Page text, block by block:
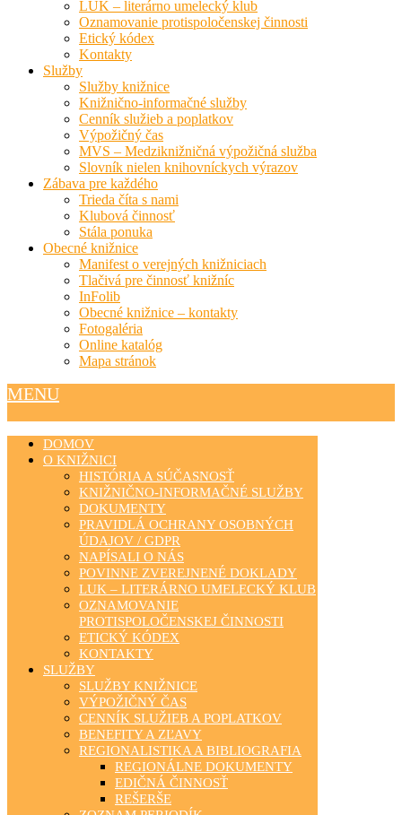
LUK – literárno umelecký klub
Oznamovanie protispoločenskej činnosti
Etický kódex
Kontakty
Služby
Služby knižnice
Knižnično-informačné služby
Cenník služieb a poplatkov
Výpožičný čas
MVS – Medziknižničná výpožičná služba
Slovník nielen knihovníckych výrazov
Zábava pre každého
Trieda číta s nami
Klubová činnosť
Stála ponuka
Obecné knižnice
Manifest o verejných knižniciach
Tlačivá pre činnosť knižníc
InFolib
Obecné knižnice – kontakty
Fotogaléria
Online katalóg
Mapa stránok
MENU
DOMOV
O KNIŽNICI
HISTÓRIA A SÚČASNOSŤ
KNIŽNIČNO-INFORMAČNÉ SLUŽBY
DOKUMENTY
PRAVIDLÁ OCHRANY OSOBNÝCH
ÚDAJOV / GDPR
NAPÍSALI O NÁS
POVINNE ZVEREJNENÉ DOKLADY
LUK – LITERÁRNO UMELECKÝ KLUB
OZNAMOVANIE
PROTISPOLOČENSKEJ ČINNOSTI
ETICKÝ KÓDEX
KONTAKTY
SLUŽBY
SLUŽBY KNIŽNICE
VÝPOŽIČNÝ ČAS
CENNÍK SLUŽIEB A POPLATKOV
BENEFITY A ZĽAVY
REGIONALISTIKA A BIBLIOGRAFIA
REGIONÁLNE DOKUMENTY
EDIČNÁ ČINNOSŤ
REŠERŠE